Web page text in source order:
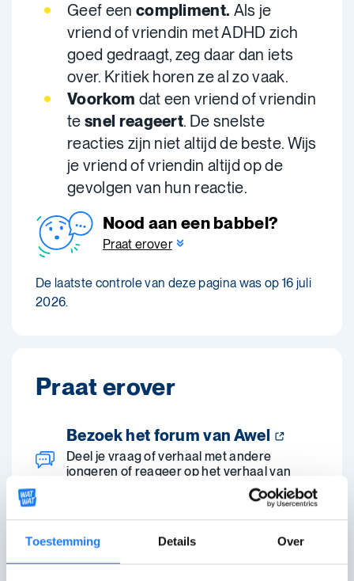
Toestemming Details Over
Geef een compliment. Als je
vriend of vriendin met ADHD zich
goed gedraagt, zeg daar dan iets
over. Kritiek horen ze al zo vaak.
Voorkom dat een vriend of vriendin
te snel reageert. De snelste
reacties zijn niet altijd de beste. Wijs
je vriend of vriendin altijd op de
gevolgen van hun reactie.
Nood aan een babbel?
Praat erover
De laatste controle van deze pagina was op 16 juli
2026.
Praat erover
Bezoek het forum van Awel
Deel je vraag of verhaal met andere
jongeren of reageer op het verhaal van
Chat met CLB
Maandag, dinsdag, donderdag 17:00-21:00
uur. Woensdag 14:00-21:00 uur.